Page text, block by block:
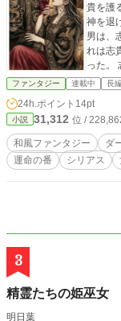
貴を護
神を退け
男は、志貴にだ
れは志
った。 志貴は一心なしでは生きられず、 一心は志貴の意志に
逆らえない。 守りたい。 触れ
くない。 その想いは、やがて守護と呼べる境
く。 世界の記録を覆い、人の名を消す影《Veilmaker》が動
き出し
た。 「私は紅の千年王や」 守られるだけだった少女は、己の
名を選び取る
はお前を選ぶ」 最強が最強
ファンタジー 連載中 長
24h.ポイント 14pt
小説 31,312 位 /
和風ファンタジー ダ
運命の番
シリアス
3
精霊たちの姫巫女
明日葉